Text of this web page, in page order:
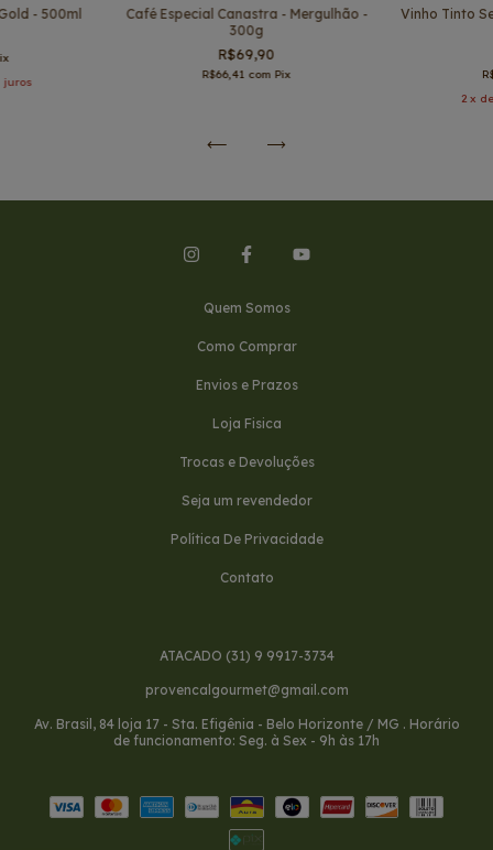
- 500ml
juros
Café Especial Canastra - Mergulhão -
300g
R$69,90
R$66,41 com Pix
Vinho Tinto
2 x
Quem Somos
Como Comprar
Envios e Prazos
Loja Fisica
Trocas e Devoluções
Seja um revendedor
Política De Privacidade
Contato
ATACADO (31) 9 9917-3734
provencalgourmet@gmail.com
Av. Brasil, 84 loja 17 - Sta. Efigênia - Belo Horizonte / MG . Horário
de funcionamento: Seg. à Sex - 9h às 17h